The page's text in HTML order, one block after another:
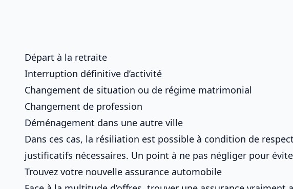
Départ à la retraite
Interruption définitive d’activité
Changement de situation ou de régime matrimonial
Changement de profession
Déménagement dans une autre ville
Dans ces cas, la résiliation est possible à condition de
justificatifs nécessaires. Un point à ne pas négliger pour
Trouvez votre nouvelle assurance automobile